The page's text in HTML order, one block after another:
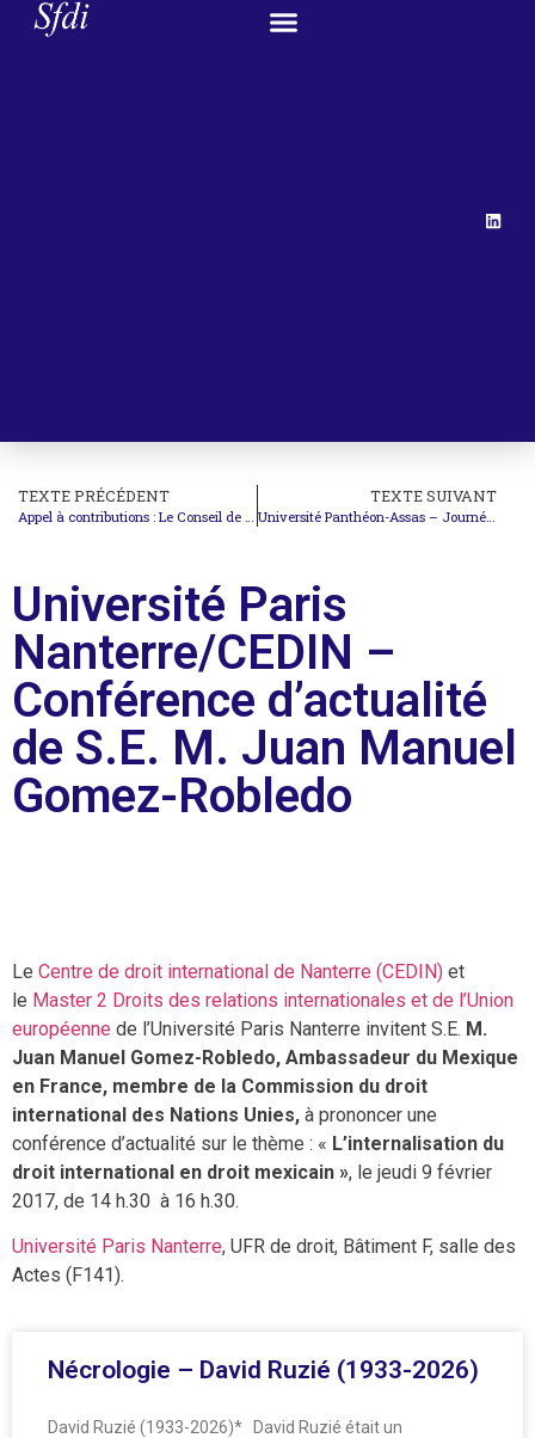
TEXTE PRÉCÉDENT
Appel à contributions : Le Conseil de Sécurité et la Mer
TEXTE SUIVANT
Université Panthéon-Assas – Journée d’études de l’IHEI : Les Espaces
Université Paris
Nanterre/CEDIN –
Conférence d’actualité
de S.E. M. Juan Manuel
Gomez-Robledo
Le Centre de droit international de Nanterre (CEDIN) et
le Master 2 Droits des relations internationales et de l’Union
européenne de l’Université Paris Nanterre invitent S.E. M.
Juan Manuel Gomez-Robledo, Ambassadeur du Mexique
en France, membre de la Commission du droit
international des Nations Unies, à prononcer une
conférence d’actualité sur le thème : « L’internalisation du
droit international en droit mexicain », le jeudi 9 février
2017, de 14 h.30 à 16 h.30.
Université Paris Nanterre, UFR de droit, Bâtiment F, salle des
Actes (F141).
Nécrologie – David Ruzié (1933-2026)
David Ruzié (1933-2026)* David Ruzié était un